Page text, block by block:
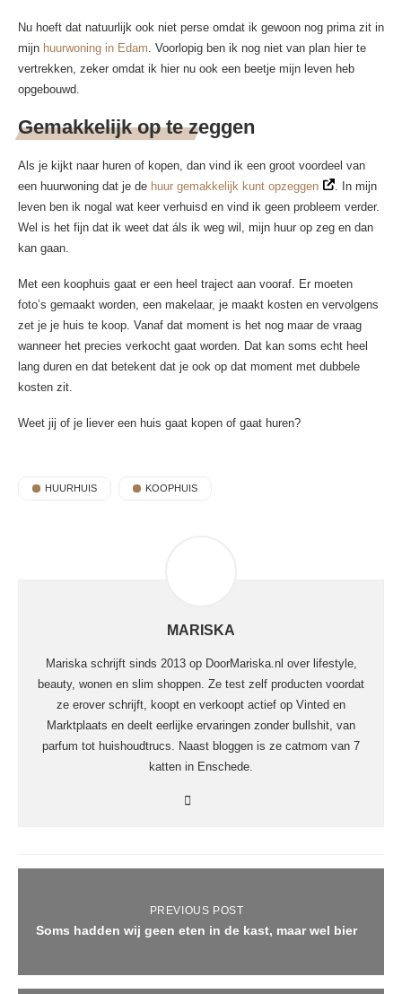
Nu hoeft dat natuurlijk ook niet perse omdat ik gewoon nog prima zit in
mijn huurwoning in Edam . Voorlopig ben ik nog niet van plan hier te
vertrekken, zeker omdat ik hier nu ook een beetje mijn leven heb
opgebouwd.
Gemakkelijk op te zeggen
Als je kijkt naar huren of kopen, dan vind ik een groot voordeel van
een huurwoning dat je de huur gemakkelijk kunt opzeggen
. In mijn
leven ben ik nogal wat keer verhuisd en vind ik geen probleem verder.
Wel is het fijn dat ik weet dat áls ik weg wil, mijn huur op zeg en dan
kan gaan.
Met een koophuis gaat er een heel traject aan vooraf. Er moeten
foto’s gemaakt worden, een makelaar, je maakt kosten en vervolgens
zet je je huis te koop. Vanaf dat moment is het nog maar de vraag
wanneer het precies verkocht gaat worden. Dat kan soms echt heel
lang duren en dat betekent dat je ook op dat moment met dubbele
kosten zit.
Weet jij of je liever een huis gaat kopen of gaat huren?
HUURHUIS KOOPHUIS
MARISKA
Mariska schrijft sinds 2013 op DoorMariska.nl over lifestyle,
beauty, wonen en slim shoppen. Ze test zelf producten voordat
ze erover schrijft, koopt en verkoopt actief op Vinted en
Marktplaats en deelt eerlijke ervaringen zonder bullshit, van
parfum tot huishoudtrucs. Naast bloggen is ze catmom van 7
katten in Enschede.
PREVIOUS POST
Soms hadden wij geen eten in de kast, maar wel bier